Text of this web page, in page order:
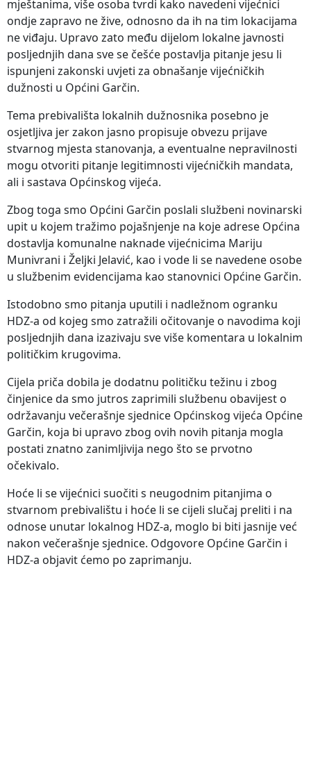
mještanima, više osoba tvrdi kako navedeni vijećnici
ondje zapravo ne žive, odnosno da ih na tim lokacijama
ne viđaju. Upravo zato među dijelom lokalne javnosti
posljednjih dana sve se češće postavlja pitanje jesu li
ispunjeni zakonski uvjeti za obnašanje vijećničkih
dužnosti u Općini Garčin.
Tema prebivališta lokalnih dužnosnika posebno je
osjetljiva jer zakon jasno propisuje obvezu prijave
stvarnog mjesta stanovanja, a eventualne nepravilnosti
mogu otvoriti pitanje legitimnosti vijećničkih mandata,
ali i sastava Općinskog vijeća.
Zbog toga smo Općini Garčin poslali službeni novinarski
upit u kojem tražimo pojašnjenje na koje adrese Općina
dostavlja komunalne naknade vijećnicima Mariju
Munivrani i Željki Jelavić, kao i vode li se navedene osobe
u službenim evidencijama kao stanovnici Općine Garčin.
Istodobno smo pitanja uputili i nadležnom ogranku
HDZ-a od kojeg smo zatražili očitovanje o navodima koji
posljednjih dana izazivaju sve više komentara u lokalnim
političkim krugovima.
Cijela priča dobila je dodatnu političku težinu i zbog
činjenice da smo jutros zaprimili službenu obavijest o
održavanju večerašnje sjednice Općinskog vijeća Općine
Garčin, koja bi upravo zbog ovih novih pitanja mogla
postati znatno zanimljivija nego što se prvotno
očekivalo.
Hoće li se vijećnici suočiti s neugodnim pitanjima o
stvarnom prebivalištu i hoće li se cijeli slučaj preliti i na
odnose unutar lokalnog HDZ-a, moglo bi biti jasnije već
nakon večerašnje sjednice. Odgovore Općine Garčin i
HDZ-a objavit ćemo po zaprimanju.